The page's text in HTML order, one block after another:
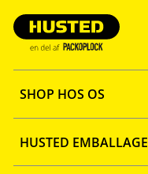
SHOP HOS OS
Opret konto
HUSTED EMBALLAGE